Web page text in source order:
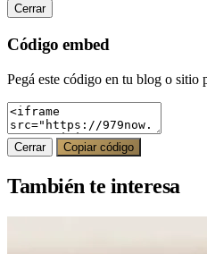
Cerrar
Código embed
Pegá este código en tu blog o sitio
Cerrar Copiar código
También te interesa